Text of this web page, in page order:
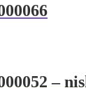
–